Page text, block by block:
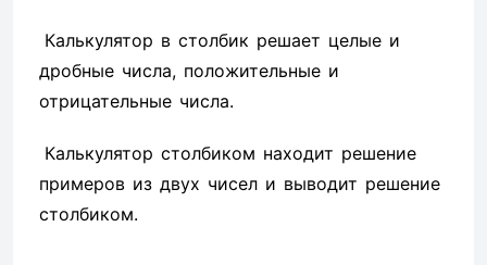
Калькулятор в столбик решает целые и
дробные числа, положительные и
отрицательные числа.
Калькулятор столбиком находит решение
примеров из двух чисел и выводит решение
столбиком.